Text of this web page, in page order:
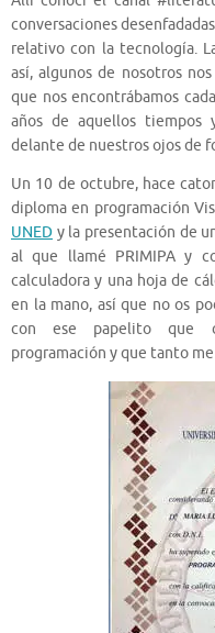
conversaciones
relativo con la tecnología.
así, algunos de nosotros
que nos encontrábamos
años de aquellos
delante de nuestros ojos de
Un 10 de octubre, hace
diploma en programación
UNED y la presentación de
al que llamé PRIMIPA y
calculadora y una hoja de
en la mano, así que no os
con ese papelito que
programación y que tanto